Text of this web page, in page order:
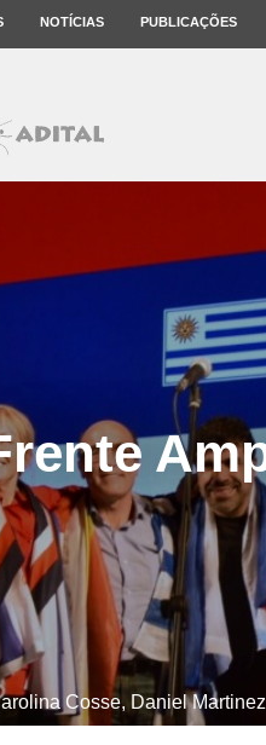
NOTÍCIAS PUBLICAÇÕES
Cosse, Daniel